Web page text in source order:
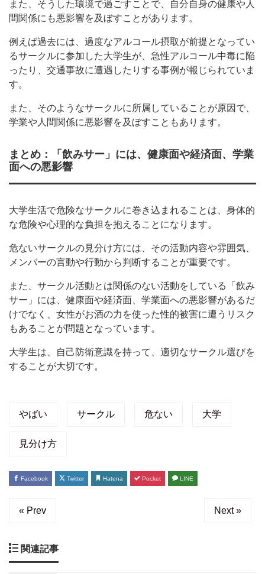
また、そうした環境で過ごすことで、自分自身の健康や人
間関係にも悪影響を及ぼすことがあります。
例えば過去には、過度なアルコール摂取が前提となってい
るサークルに参加した大学生が、急性アルコール中毒に陥
ったり、交通事故に遭遇したりする事例が報じられていま
す。
また、そのようなサークルに所属していることが原因で、
学業や人間関係に悪影響を及ぼすこともあります。
まとめ ：「飲みサー」には、健康面や経済面、学業
面への悪影響
大学生活で危険なサークルに巻き込まれることは、身体的
な危険や心理的な負担を抱えることになります。
危ないサークルの見分け方には、その活動内容や雰囲気、
メンバーの言動や行動から判断することが重要です。
また、サークル活動とは関係のない活動をしている「飲み
サー」には、健康面や経済面、学業面への悪影響があるだ
けでなく、女性がお酒の力を使った性的被害に遭うリスク
もあることが問題となっています。
大学生は、自己防衛意識を持って、適切なサークル選びを
することが大切です。
やばい サークル 危ない 大学
見分け方
Facebook Twitter Hatena Pocket LINE
« Prev Next »
関連記事